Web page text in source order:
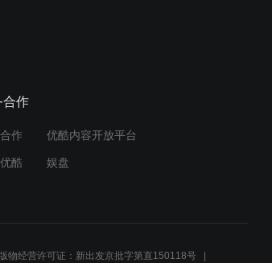
合作
作 优酷内容开放平台
酷 娱盘
物经营许可证：新出发京批字第直150118号